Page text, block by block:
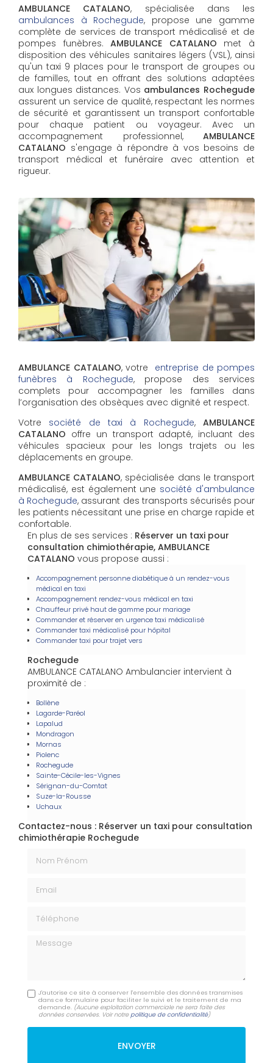
AMBULANCE CATALANO, spécialisée dans les
ambulances à Rochegude, propose une gamme
complète de services de transport médicalisé et de
pompes funèbres.AMBULANCE CATALANO met à
disposition des véhicules sanitaires légers (VSL), ainsi
qu'un taxi 9 places pour le transport de groupes ou
de familles, tout en offrant des solutions adaptées
aux longues distances. Vos ambulances Rochegude
assurent un service de qualité, respectant les normes
de sécurité et garantissent un transport confortable
pour chaque patient ou voyageur. Avec un
accompagnement professionnel, AMBULANCE
CATALANO s'engage à répondre à vos besoins de
transport médical et funéraire avec attention et
rigueur.
AMBULANCE CATALANO, votre entreprise de pompes
funèbres à Rochegude, propose des services
complets pour accompagner les familles dans
l’organisation des obsèques avec dignité et respect.
Votre société de taxi à Rochegude,AMBULANCE
CATALANO offre un transport adapté, incluant des
véhicules spacieux pour les longs trajets ou les
déplacements en groupe.
AMBULANCE CATALANO, spécialisée dans le transport
médicalisé, est également une société d'ambulance
à Rochegude, assurant des transports sécurisés pour
les patients nécessitant une prise en charge rapide et
confortable.
En plus de ses services : Réserver un taxi pour
consultation chimiothérapie, AMBULANCE
CATALANO vous propose aussi :
Accompagnement personne diabétique à un rendez-vous
médical en taxi
Accompagnement rendez-vous médical en taxi
Chauffeur privé haut de gamme pour mariage
Commander et réserver en urgence taxi médicalisé
Commander taxi médicalisé pour hôpital
Commander taxi pour trajet vers
Rochegude
AMBULANCE CATALANO Ambulancier intervient à
proximité de :
Bollène
Lagarde-Paréol
Lapalud
Mondragon
Mornas
Piolenc
Rochegude
Sainte-Cécile-les-Vignes
Sérignan-du-Comtat
Suze-la-Rousse
Uchaux
Contactez-nous : Réserver un taxi pour consultation
chimiothérapie Rochegude
Message
J'autorise ce site à conserver l'ensemble des données transmises
dans ce formulaire pour faciliter le suivi et le traitement de ma
demande. (Aucune exploitation commerciale ne sera faite des
données conservées. Voir notrepolitique de confidentialité)